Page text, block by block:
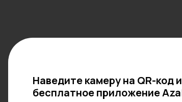
Наведите камеру на QR-код
бесплатное приложение